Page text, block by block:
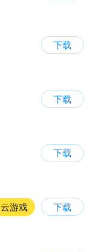
下载
下载
下载
云游戏 下载